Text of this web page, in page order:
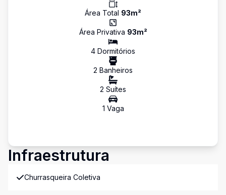
Área Total 93m²
Área Privativa 93m²
4 Dormitórios
2 Banheiros
2 Suítes
1 Vaga
Infraestrutura
Churrasqueira Coletiva